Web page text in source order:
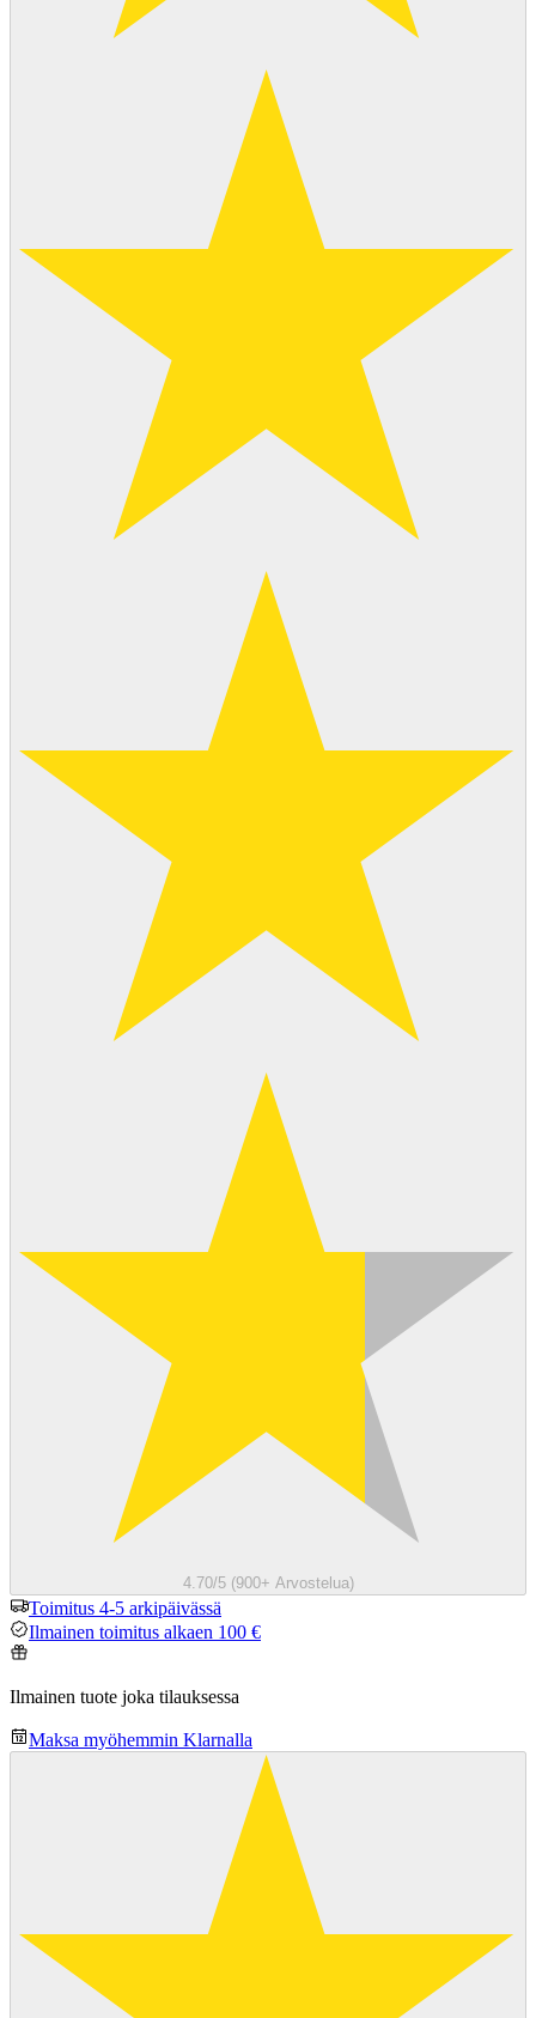
4.70/5 (900+ Arvostelua)
Toimitus 4-5 arkipäivässä
Ilmainen toimitus alkaen 100 €
Ilmainen tuote joka tilauksessa
Maksa myöhemmin Klarnalla